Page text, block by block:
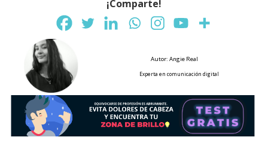
¡Comparte!
Autor: Angie Real
Experta en comunicación digital